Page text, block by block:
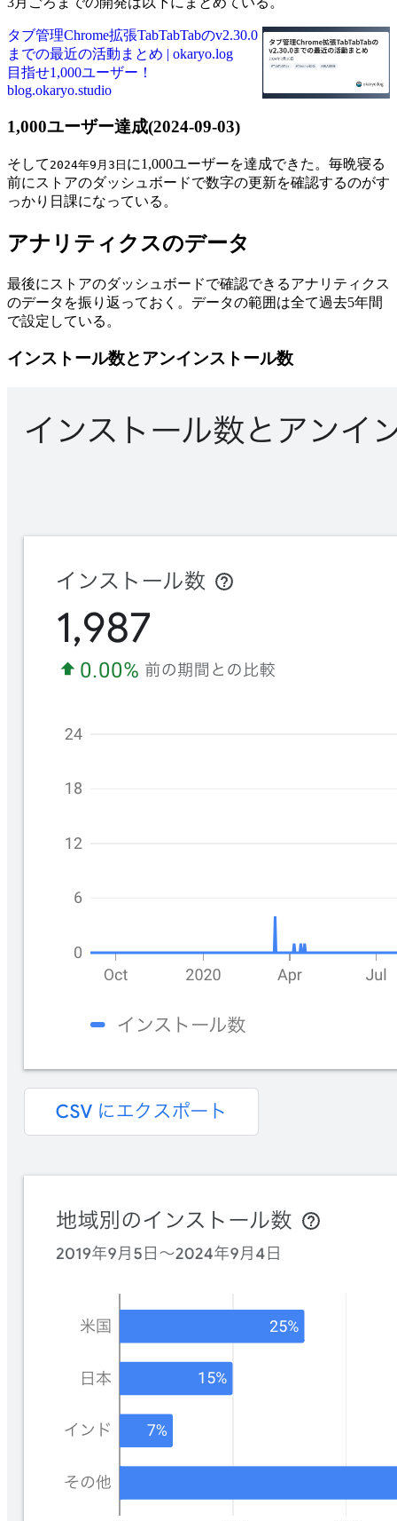
タブ管理Chrome拡張TabTabTabのv2.30.0
までの最近の活動まとめ | okaryo.log
目指せ1,000ユーザー！
blog.okaryo.studio
1,000ユーザー達成(2024-09-03)
そして 2024年9月3日 に1,000ユーザーを達成できた。毎晩寝る
前にストアのダッシュボードで数字の更新を確認するのがす
っかり日課になっている。
アナリティクスのデータ
最後にストアのダッシュボードで確認できるアナリティクス
のデータを振り返っておく。データの範囲は全て過去5年間
で設定している。
インストール数とアンインストール数